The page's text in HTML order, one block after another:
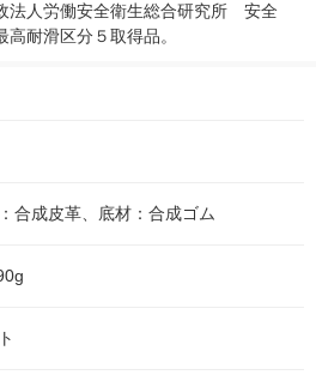
法人労働安全衛生総合研究所　安全
耐滑区分５取得品。
合成皮革、底材：合成ゴム